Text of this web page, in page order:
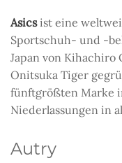
Asicsist eine
Sportschuh- und -
Japan von Kihachiro
Onitsuka Tiger
fünftgrößten Marke
Niederlassungen in
Autry